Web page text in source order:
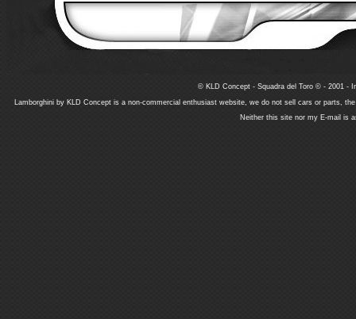
© KLD Concept - Squadra del Toro © - 2001 -
Lamborghini by KLD Concept is a non-commercial enthusiast website, we do not sell cars or parts,
Neither this site nor my E-mail is